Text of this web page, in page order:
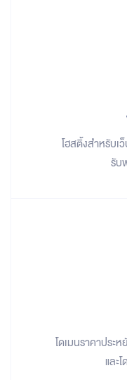
โฮสติ้งสำหรับเ
รับ
โดเมนราคาประ
และ